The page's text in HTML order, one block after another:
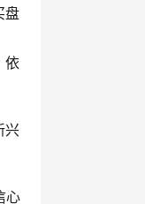
盘
依
兴
心